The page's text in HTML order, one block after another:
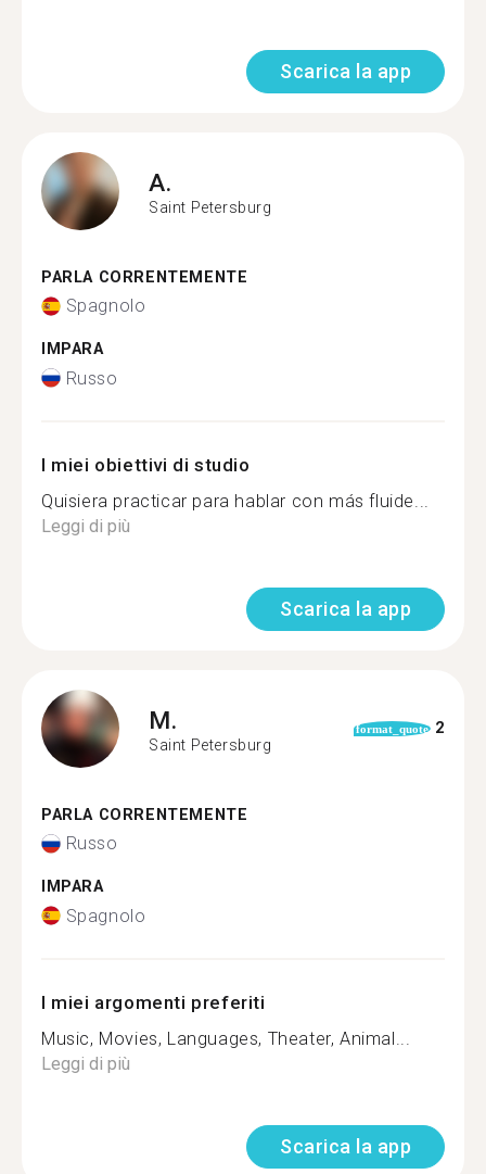
Scarica la app
A.
Saint Petersburg
PARLA CORRENTEMENTE
Spagnolo
IMPARA
Russo
I miei obiettivi di studio
Quisiera practicar para hablar con más fluide...
Leggi di più
Scarica la app
M.
Saint Petersburg
format_quote 2
PARLA CORRENTEMENTE
Russo
IMPARA
Spagnolo
I miei argomenti preferiti
Music, Movies, Languages, Theater, Animal...
Leggi di più
Scarica la app